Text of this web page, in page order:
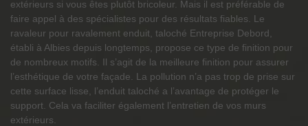
extérieurs si vous êtes plutôt bricoleur. Mais il est préférable de
faire appel à des spécialistes pour des résultats fiables. Le
ravaleur pour ravalement enduit, taloché Entreprise Debord,
établi à Albies depuis longtemps, propose ce type de finition pour
de nombreux motifs. Il s’agit de la meilleure finition pour assurer
l’esthétique de votre façade. La pollution n’a pas trop de prise sur
cette surface lisse, l’enduit taloché a l’avantage de protéger le
support. Cela va faciliter également l’entretien de vos murs
extérieurs.